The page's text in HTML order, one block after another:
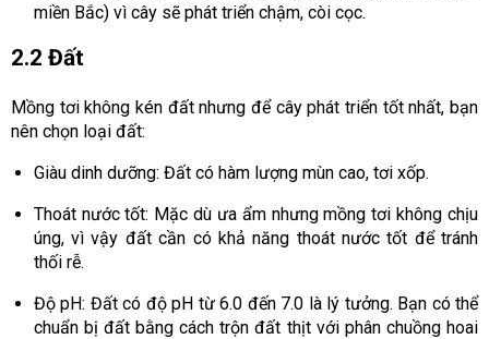
miền Bắc) vì cây sẽ phát triển chậm, còi cọc.
2.2 Đất
Mồng tơi không kén đất nhưng để cây phát triển tốt nhất, bạn
nên chọn loại đất:
Giàu dinh dưỡng: Đất có hàm lượng mùn cao, tơi xốp.
Thoát nước tốt: Mặc dù ưa ẩm nhưng mồng tơi không chịu
úng, vì vậy đất cần có khả năng thoát nước tốt để tránh
thối rễ.
Độ pH: Đất có độ pH từ 6.0 đến 7.0 là lý tưởng. Bạn có thể
chuẩn bị đất bằng cách trộn đất thịt với phân chuồng hoai